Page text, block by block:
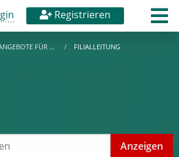
Registrieren
FÜR … FILIALLEITUNG